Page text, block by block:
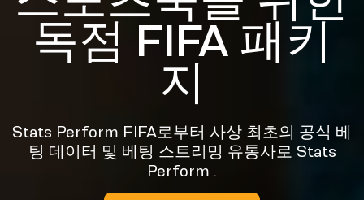
독점 FIFA 패키
지
Stats Perform FIFA로부터 사상 최초의 공식 베
팅 데이터 및 베팅 스트리밍 유통사로 Stats
Perform .